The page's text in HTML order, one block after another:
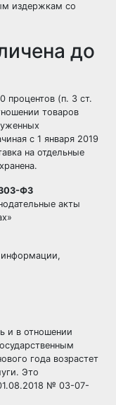
издержкам со
до
процентов (п. 3 ст.
товаров
с 1 января 2019
на отдельные
ФЗ
акты
и в отношении
года возрастет
Это
№ 03-07-